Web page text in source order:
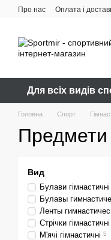
Перейти до основного
Про нас Оплата і
Для всіх видів
Головна Спорт
Предмети
Вид
Булави гімнастичні
Булавы
Ленты
Стрічки гімнастичні
М'ячі гімнастичні 5